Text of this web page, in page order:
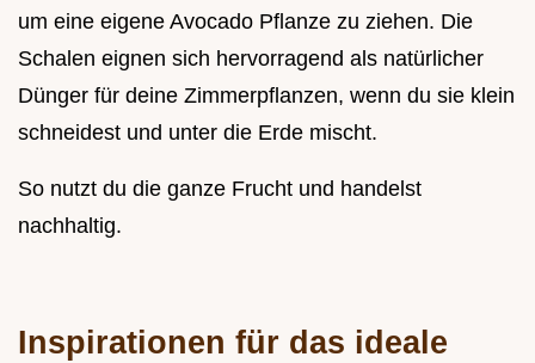
um eine eigene Avocado Pflanze zu ziehen. Die
Schalen eignen sich hervorragend als natürlicher
Dünger für deine Zimmerpflanzen, wenn du sie klein
schneidest und unter die Erde mischt.
So nutzt du die ganze Frucht und handelst
nachhaltig.
Inspirationen für das ideale